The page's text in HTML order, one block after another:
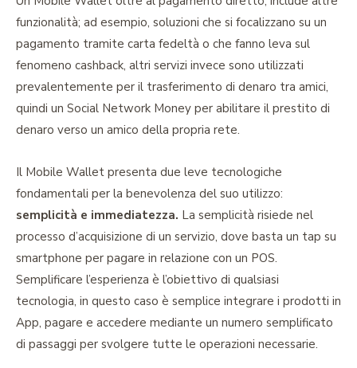
funzionalità; ad esempio, soluzioni che si focalizzano su un
pagamento tramite carta fedeltà o che fanno leva sul
fenomeno cashback, altri servizi invece sono utilizzati
prevalentemente per il trasferimento di denaro tra amici,
quindi un Social Network Money per abilitare il prestito di
denaro verso un amico della propria rete.
Il Mobile Wallet presenta due leve tecnologiche
fondamentali per la benevolenza del suo utilizzo:
semplicità e immediatezza. La semplicità risiede nel
processo d’acquisizione di un servizio, dove basta un tap su
smartphone per pagare in relazione con un POS.
Semplificare l’esperienza è l’obiettivo di qualsiasi
tecnologia, in questo caso è semplice integrare i prodotti in
App, pagare e accedere mediante un numero semplificato
di passaggi per svolgere tutte le operazioni necessarie.